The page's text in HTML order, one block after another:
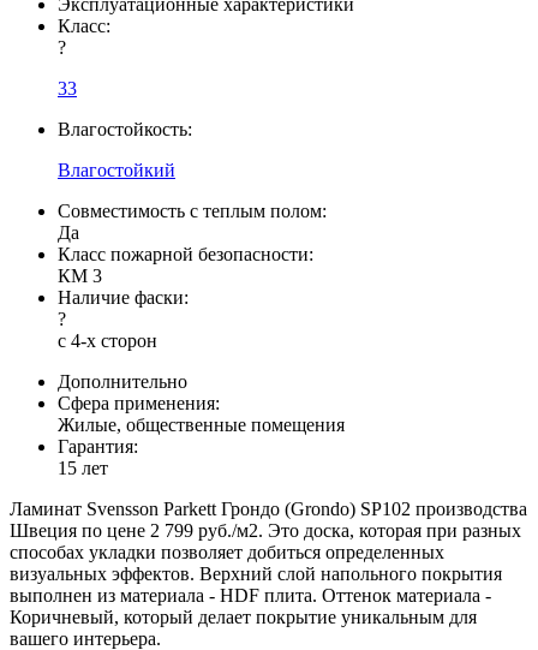
Класс:
?
33
Влагостойкость:
Влагостойкий
Совместимость с теплым полом:
Да
Класс пожарной безопасности:
КМ 3
Наличие фаски:
?
с 4-х сторон
Дополнительно
Сфера применения:
Жилые, общественные помещения
Гарантия:
15 лет
Ламинат Svensson Parkett Грондо (Grondo) SP102 производства
Швеция по цене 2 799 руб./м2. Это доска, которая при разных
способах укладки позволяет добиться определенных
визуальных эффектов. Верхний слой напольного покрытия
выполнен из материала - HDF плита. Оттенок материала -
Коричневый, который делает покрытие уникальным для
вашего интерьера.